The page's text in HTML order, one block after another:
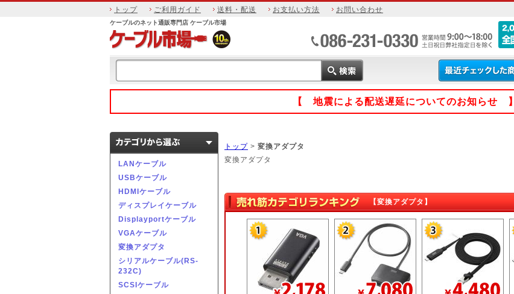
トップ ご利用ガイド 送料・配送 お支払い方法 お問い合わせ
ケーブルのネット通販専門店 ケーブル市場
【 地震による配送遅延についてのお知らせ 】
LANケーブル
USBケーブル
HDMIケーブル
ディスプレイケーブル
Displayportケーブル
VGAケーブル
変換アダプタ
シリアルケーブル(RS-
232C)
SCSIケーブル
トップ > 変換アダプタ
変換アダプタ
【変換アダプタ】